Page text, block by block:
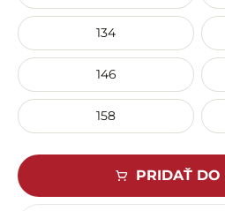
134
146
158
PRIDAŤ DO